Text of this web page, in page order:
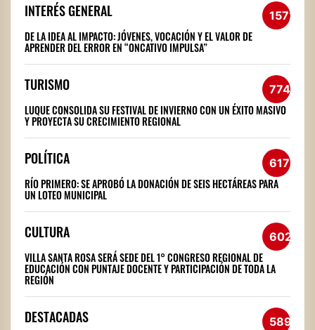
INTERÉS GENERAL 1572
DE LA IDEA AL IMPACTO: JÓVENES, VOCACIÓN Y EL VALOR DE
APRENDER DEL ERROR EN “ONCATIVO IMPULSA”
TURISMO 774
LUQUE CONSOLIDA SU FESTIVAL DE INVIERNO CON UN ÉXITO MASIVO
Y PROYECTA SU CRECIMIENTO REGIONAL
POLÍTICA 617
RÍO PRIMERO: SE APROBÓ LA DONACIÓN DE SEIS HECTÁREAS PARA
UN LOTEO MUNICIPAL
CULTURA 602
VILLA SANTA ROSA SERÁ SEDE DEL 1° CONGRESO REGIONAL DE
EDUCACIÓN CON PUNTAJE DOCENTE Y PARTICIPACIÓN DE TODA LA
REGIÓN
DESTACADAS 589